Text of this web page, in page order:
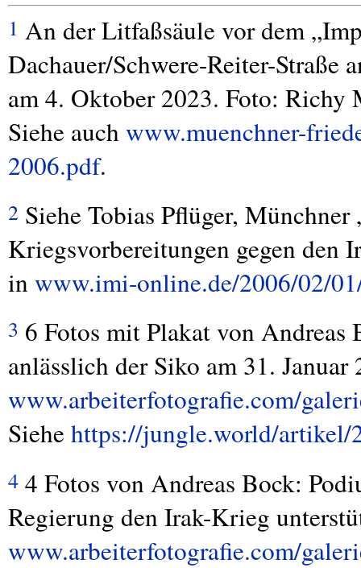
1 An der Litfaßsäule vor dem
Dachauer/Schwere-Reiter-Straße
am 4. Oktober 2023. Foto: Richy
Siehe auchwww.muenchner-
2006.pdf.
2 Siehe Tobias Pflüger,
Kriegsvorbereitungen gegen den
in www.imi-online.de/2006/02/
3 6 Fotos mit Plakat von Andreas
anlässlich der Siko am 31. Januar
www.arbeiterfotografie.com/
Siehe https://jungle.world/artikel/
4 4 Fotos von Andreas Bock:
Regierung den Irak-Krieg
www.arbeiterfotografie.com/